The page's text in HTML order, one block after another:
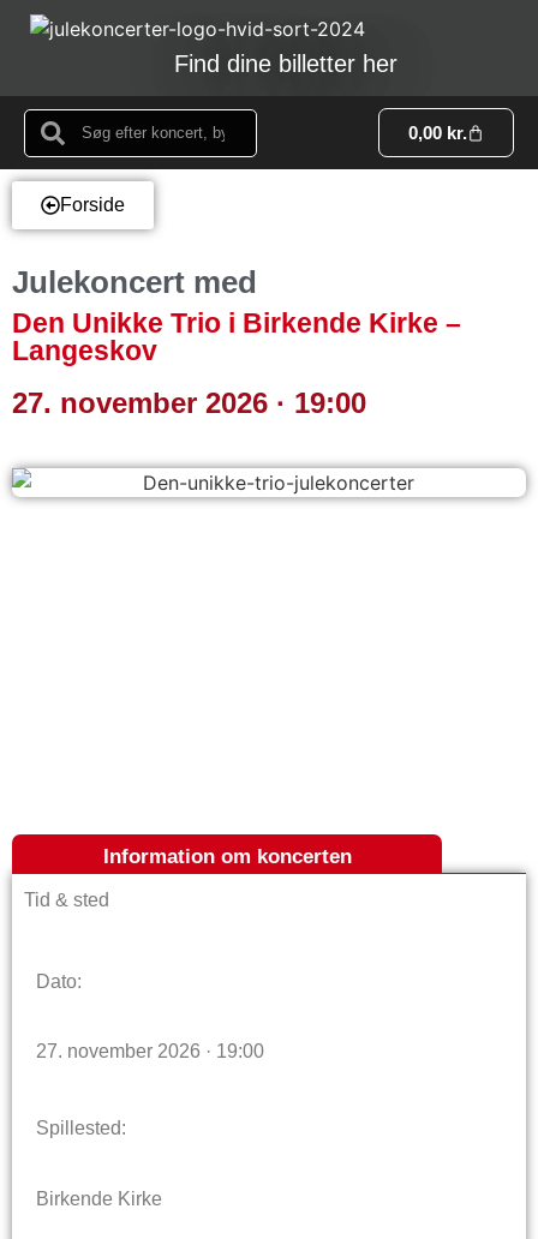
Find dine billetter her
0,00 kr.
Forside
Julekoncert med
Den Unikke Trio i Birkende Kirke –
Langeskov
27. november 2026 · 19:00
Information om koncerten
Tid & sted
Dato:
27. november 2026 · 19:00
Spillested:
Birkende Kirke